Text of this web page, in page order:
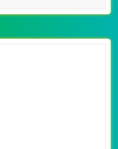
XEM WEBSITE